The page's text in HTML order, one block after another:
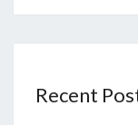
Recent